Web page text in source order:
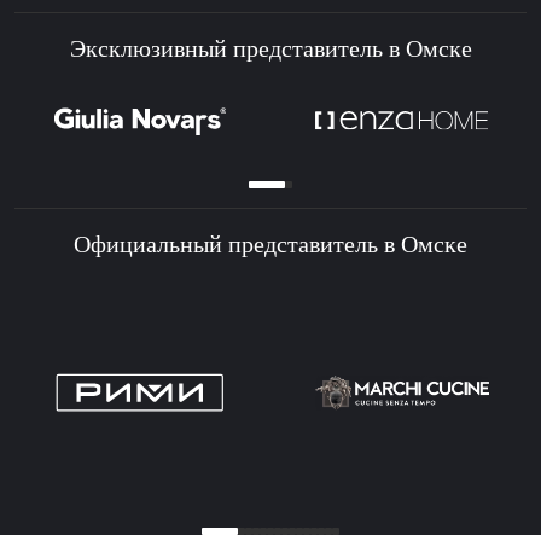
Эксклюзивный представитель в Омске
Официальный представитель в Омске